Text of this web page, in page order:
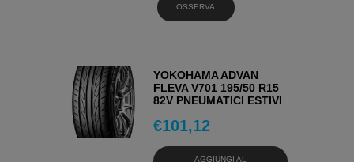
OSSERVA
YOKOHAMA ADVAN
FLEVA V701 195/50 R15
82V PNEUMATICI ESTIVI
€101,12
AGGIUNGI AL